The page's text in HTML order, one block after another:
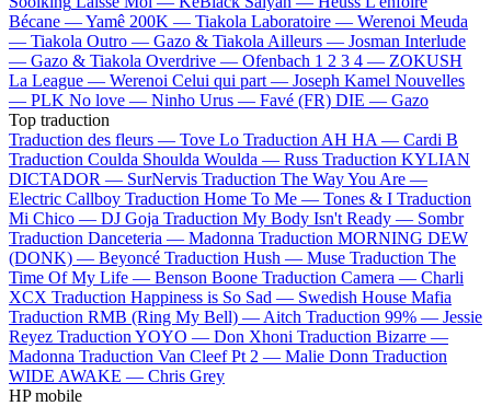
Bécane —Yamê 200K — Tiakola Laboratoire — Werenoi Meuda
— Tiakola Outro — Gazo & Tiakola Ailleurs — Josman Interlude
— Gazo & Tiakola Overdrive — Ofenbach 1 2 3 4 — ZOKUSH
La League — Werenoi Celui qui part — Joseph Kamel Nouvelles
— PLK No love — Ninho Urus — Favé (FR) DIE — Gazo
Top traduction
Traduction des fleurs — Tove Lo Traduction AH HA — Cardi B
Traduction Coulda Shoulda Woulda — Russ Traduction KYLIAN
DICTADOR — SurNervis Traduction The Way You Are —
Electric Callboy Traduction Home To Me — Tones & I Traduction
Mi Chico — DJ Goja Traduction My Body Isn't Ready — Sombr
Traduction Danceteria — Madonna Traduction MORNING DEW
(DONK) — Beyoncé Traduction Hush — Muse Traduction The
Time Of My Life — Benson Boone Traduction Camera — Charli
XCX Traduction Happiness is So Sad — Swedish House Mafia
Traduction RMB (Ring My Bell) — Aitch Traduction 99% — Jessie
Reyez Traduction YOYO — Don Xhoni Traduction Bizarre —
Madonna Traduction Van Cleef Pt 2 — Malie Donn Traduction
WIDE AWAKE — Chris Grey
HP mobile